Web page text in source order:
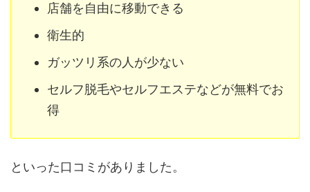
店舗を自由に移動できる
衛生的
ガッツリ系の人が少ない
セルフ脱毛やセルフエステなどが無料でお
得
といった口コミがありました。